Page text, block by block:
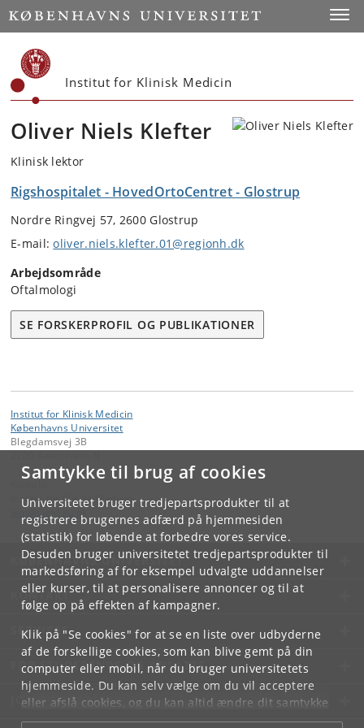
Samtykke til brug af cookies
Universitetet bruger tredjepartsprodukter til at
registrere brugernes adfærd på hjemmesiden
(statistik) for løbende at forbedre vores service.
Desuden bruger universitetet tredjepartsprodukter til
markedsføring af for eksempel udvalgte uddannelser
eller kurser, til at personalisere annoncer og til at
følge op på effekten af kampagner.
Klik på "Se cookies" for at se en liste over udbyderne
af de forskellige cookies, som kan blive gemt på din
computer eller mobil, når du bruger universitetets
hjemmeside. Du kan selv vælge om du vil acceptere
eller afslå cookies, og du kan altid ændre dit samtykke
underCookie- og privatlivspolitiksom du finder i
Start
Institut for Klinisk Medicin
Oliver Niels Klefter
Klinisk lektor
Rigshospitalet - HovedOrtoCentret - Glostrup
Nordre Ringvej 57, 2600 Glostrup
E-mail:oliver.niels.klefter.01@regionh.dk
Arbejdsområde
Oftalmologi
SE FORSKERPROFIL OG PUBLIKATIONER
Institut for Klinisk Medicin
Københavns Universitet
Blegdamsvej 3B
Institut for Klinisk Medicin
KØBENHAVNS UNIVERSITET
KONTAKT
SERVICES
FOR STUDERENDE OG ANSATTE
JOB OG KARRIERE